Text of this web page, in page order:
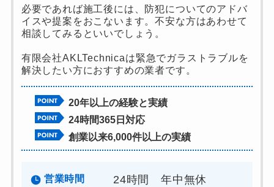
必要であれば施工後には、防犯についてのアドバ
イスや提案をおこないます。不安な方はあわせて
相談してみるといいでしょう。
有限会社AKLTechnicaは緊急でガラストラブルを
解決したい方におすすめの業者です。
20年以上の経験と実績
24時間365日対応
創業以来6,000件以上の実績
営業時間 24時間 年中無休